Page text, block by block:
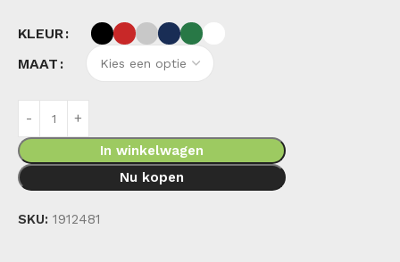
KLEUR
MAAT
In winkelwagen
Nu kopen
SKU: 1912481